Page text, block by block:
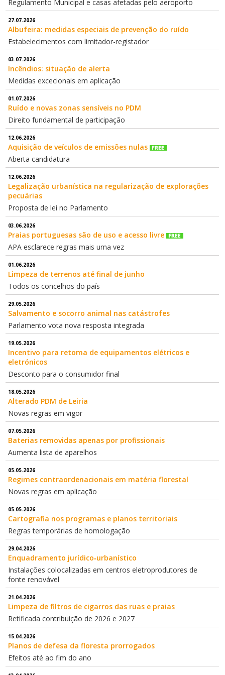
Regulamento Municipal e casas afetadas pelo aeroporto
27.07.2026
Albufeira: medidas especiais de prevenção do ruído
Estabelecimentos com limitador-registador
03.07.2026
Incêndios: situação de alerta
Medidas excecionais em aplicação
01.07.2026
Ruído e novas zonas sensíveis no PDM
Direito fundamental de participação
12.06.2026
Aquisição de veículos de emissões nulas
Aberta candidatura
12.06.2026
Legalização urbanística na regularização de explorações
pecuárias
Proposta de lei no Parlamento
03.06.2026
Praias portuguesas são de uso e acesso livre
APA esclarece regras mais uma vez
01.06.2026
Limpeza de terrenos até final de junho
Todos os concelhos do país
29.05.2026
Salvamento e socorro animal nas catástrofes
Parlamento vota nova resposta integrada
19.05.2026
Incentivo para retoma de equipamentos elétricos e
eletrónicos
Desconto para o consumidor final
18.05.2026
Alterado PDM de Leiria
Novas regras em vigor
07.05.2026
Baterias removidas apenas por profissionais
Aumenta lista de aparelhos
05.05.2026
Regimes contraordenacionais em matéria florestal
Novas regras em aplicação
05.05.2026
Cartografia nos programas e planos territoriais
Regras temporárias de homologação
29.04.2026
Enquadramento jurídico‑urbanístico
Instalações colocalizadas em centros eletroprodutores de
fonte renovável
21.04.2026
Limpeza de filtros de cigarros das ruas e praias
Retificada contribuição de 2026 e 2027
15.04.2026
Planos de defesa da floresta prorrogados
Efeitos até ao fim do ano